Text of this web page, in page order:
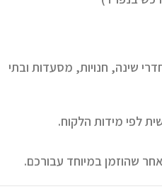
שינה, חנויות, מסעדות ובתי
לפי מידות הלקוח.
שהוזמן במיוחד עבורכם.